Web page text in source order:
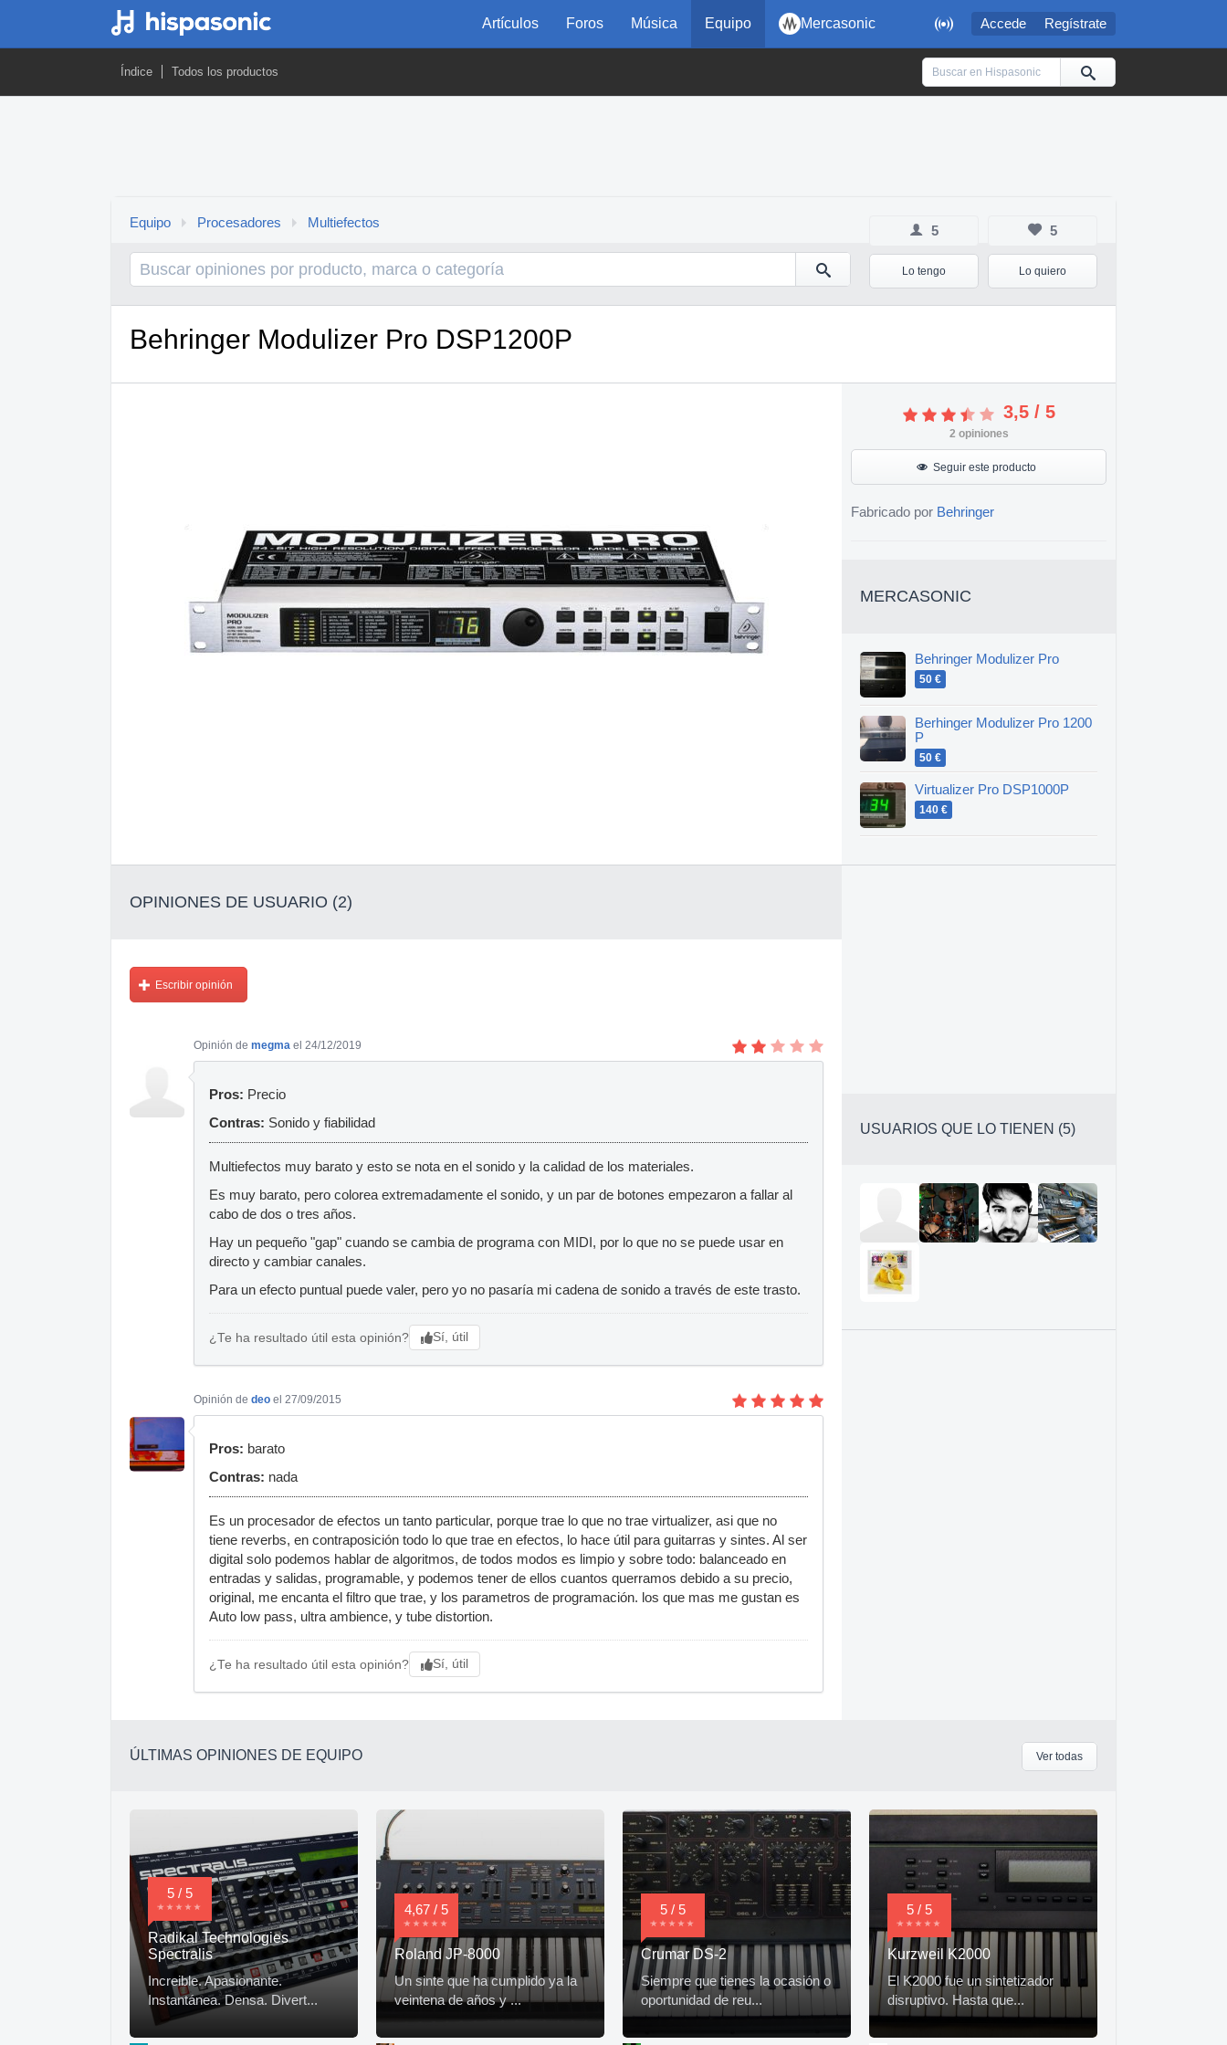
 Accede Regístrate
Artículos Foros Música Equipo Mercasonic
Índice Todos los productos
5
Lo tengo
5
Lo quiero
Equipo Procesadores Multiefectos
Behringer Modulizer Pro DSP1200P
3,5/ 5
2 opiniones
Seguir este producto
Fabricado por Behringer
MERCASONIC
Behringer Modulizer Pro
50 €
Berhinger Modulizer Pro 1200
P
50 €
Virtualizer Pro DSP1000P
140 €
OPINIONES DE USUARIO (2)
Escribir opinión
Opinión de megma el 24/12/2019
Pros: Precio
Contras: Sonido y fiabilidad
Multiefectos muy barato y esto se nota en el sonido y la calidad de los materiales.
Es muy barato, pero colorea extremadamente el sonido, y un par de botones empezaron a fallar al
cabo de dos o tres años.
Hay un pequeño "gap" cuando se cambia de programa con MIDI, por lo que no se puede usar en
directo y cambiar canales.
Para un efecto puntual puede valer, pero yo no pasaría mi cadena de sonido a través de este trasto.
¿Te ha resultado útil esta opinión? Sí, útil
Opinión de deo el 27/09/2015
Pros: barato
Contras: nada
Es un procesador de efectos un tanto particular, porque trae lo que no trae virtualizer, asi que no
tiene reverbs, en contraposición todo lo que trae en efectos, lo hace útil para guitarras y sintes. Al ser
digital solo podemos hablar de algoritmos, de todos modos es limpio y sobre todo: balanceado en
entradas y salidas, programable, y podemos tener de ellos cuantos querramos debido a su precio,
original, me encanta el filtro que trae, y los parametros de programación. los que mas me gustan es
Auto low pass, ultra ambience, y tube distortion.
¿Te ha resultado útil esta opinión? Sí, útil
USUARIOS QUE LO TIENEN (5)
ÚLTIMAS OPINIONES DE EQUIPO Ver todas
5 / 5
Radikal Technologies
Spectralis
Increible. Apasionante.
Instantánea. Densa. Divert...
4,67 / 5
Roland JP-8000
Un sinte que ha cumplido ya la
veintena de años y ...
5 / 5
Crumar DS-2
Siempre que tienes la ocasión o
oportunidad de reu...
5 / 5
Kurzweil K2000
El K2000 fue un sintetizador
disruptivo. Hasta que...